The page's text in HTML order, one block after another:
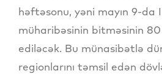
həftəsonu, yəni mayın 9-da
müharibəsinin bitməsinin
ediləcək. Bu münasibətlə
regionlarını təmsil edən